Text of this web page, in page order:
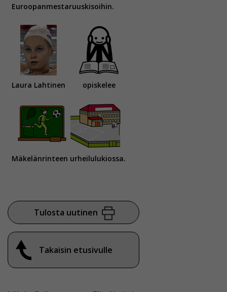
Euroopanmestaruuskisoihin.
Laura Lahtinen opiskelee
Mäkelänrinteen urheilulukiossa.
Tulosta uutinen
Takaisin etusivulle